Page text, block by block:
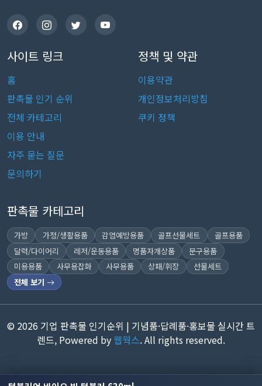
사이트 링크
홈
판촉물 인기 순위
전체 카테고리
이용 안내
자주 묻는 질문
문의하기
정책 및 약관
이용약관
개인정보처리방침
쿠키 정책
판촉물 카테고리
가방 가정/생활용품 감염예방용품 골프선물세트
골프용품
달력/다이어리
레저/운동용품 명품자개상품
문구용품
미용용품
사무용잡화 사무용품 상패/휘장
선물세트
전체 보기
© 2026 기업 판촉물 인기순위 | 기념품·답례품·홍보물 실시간 트
렌드, Powered by 웹웍스. All rights reserved.